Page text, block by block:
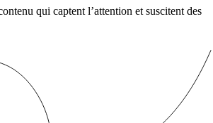
qui captent l’attention et suscitent des